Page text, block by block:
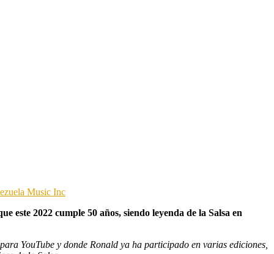
Music Inc
2022 cumple 50 años, siendo leyenda de la Salsa en
YouTube y donde Ronald ya ha participado en varias ediciones,